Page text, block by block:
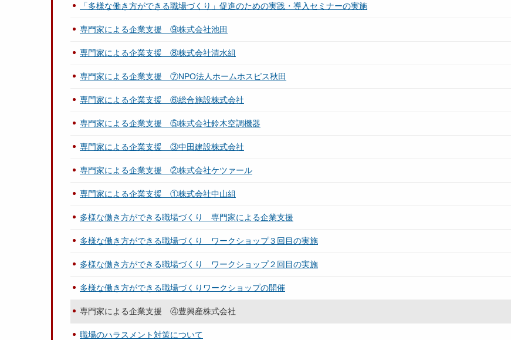
「多様な働き方ができる職場づくり」促進のための実践・導入セミナーの実施
専門家による企業支援 ⑨株式会社池田
専門家による企業支援 ⑧株式会社清水組
専門家による企業支援 ⑦NPO法人ホームホスピス秋田
専門家による企業支援 ⑥総合施設株式会社
専門家による企業支援 ⑤株式会社鈴木空調機器
専門家による企業支援 ③中田建設株式会社
専門家による企業支援 ②株式会社ケツァール
専門家による企業支援 ①株式会社中山組
多様な働き方ができる職場づくり 専門家による企業支援
多様な働き方ができる職場づくり ワークショップ３回目の実施
多様な働き方ができる職場づくり ワークショップ２回目の実施
多様な働き方ができる職場づくりワークショップの開催
専門家による企業支援 ④豊興産株式会社
職場のハラスメント対策について